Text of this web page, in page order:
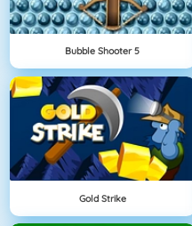
Bubble Shooter 5
Gold Strike